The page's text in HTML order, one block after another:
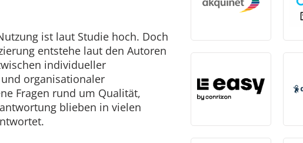
ist laut Studie hoch. Doch
entstehe laut den Autoren
individueller
organisationaler
Fragen rund um Qualität,
blieben in vielen